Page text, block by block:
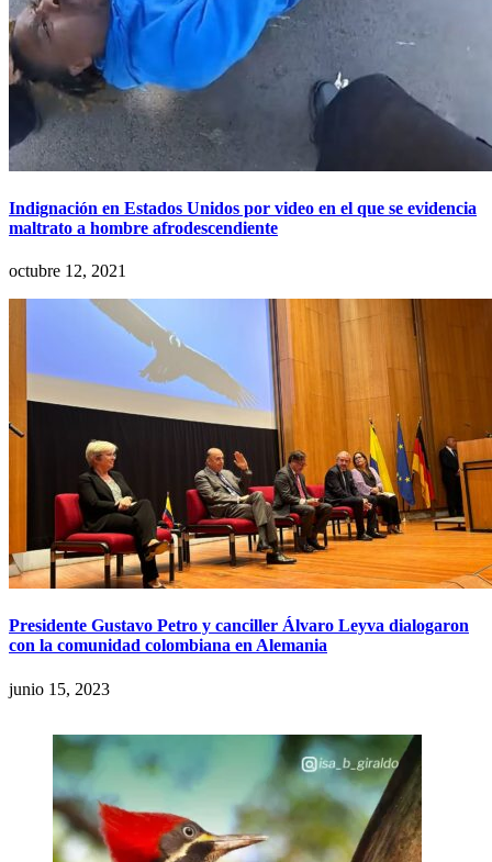
Indignación en Estados Unidos por video en el que se evidencia
maltrato a hombre afrodescendiente
octubre 12, 2021
Presidente Gustavo Petro y canciller Álvaro Leyva dialogaron
con la comunidad colombiana en Alemania
junio 15, 2023